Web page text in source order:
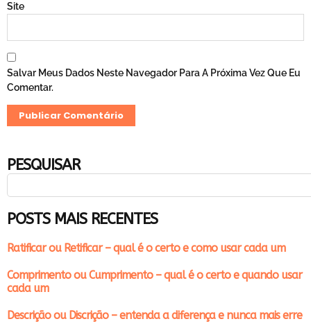
Site
Salvar Meus Dados Neste Navegador Para A Próxima Vez Que Eu
Comentar.
PESQUISAR
POSTS MAIS RECENTES
Ratificar ou Retificar – qual é o certo e como usar cada um
Comprimento ou Cumprimento – qual é o certo e quando usar
cada um
Descrição ou Discrição – entenda a diferença e nunca mais erre